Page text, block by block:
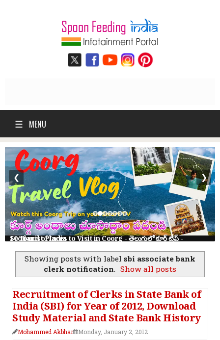
☰ MENU
10 Tourist Places to Visit in Coorg - తెలుగులో కూర్గ్ ట్రిప్ - Scotland of India
❮ ❯
Showing posts with label sbi associate bank
clerk notification. Show all posts
Recruitment of Clerks in State Bank of
India (SBI) for Year of 2012, Download
Study Material and State Bank History
Mohammed Akbhar Monday, January 2, 2012